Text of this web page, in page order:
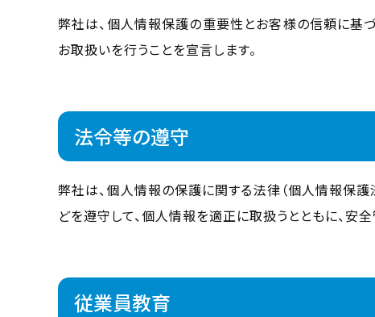
弊社は、個人情報保護の重要性とお客様の信頼に基
お取扱いを行うことを宣言します。
法令等の遵守
弊社は、個人情報の保護に関する法律（個人情報保
どを遵守して、個人情報を適正に取扱うとともに、安
従業員教育